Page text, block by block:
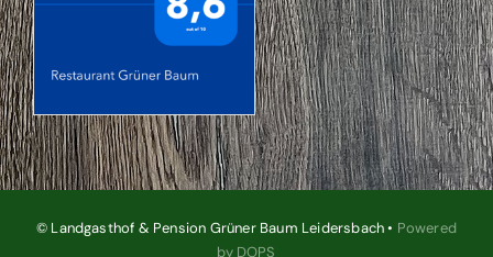
© Landgasthof & Pension Grüner Baum Leidersbach • Powered
by DOPS